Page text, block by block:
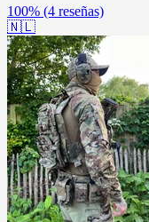
100% (4 reseñas)
🇳🇱